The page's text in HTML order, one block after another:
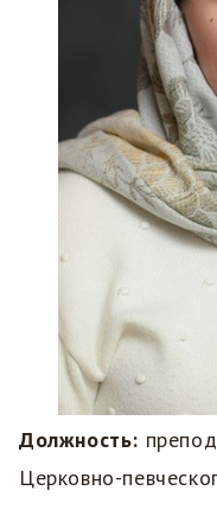
Должность:
Церковно-